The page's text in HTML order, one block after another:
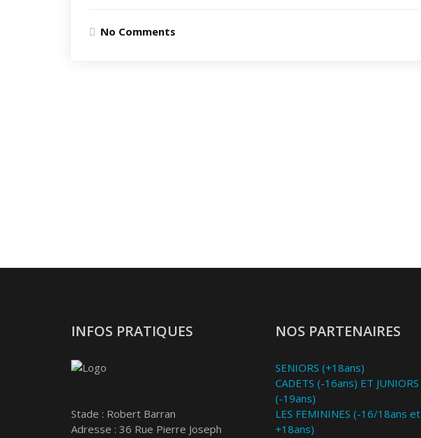
No Comments
INFOS PRATIQUES
Stade : Robert Barran
Adresse : 36 Rue Pierre Joseph
NOS PARTENAIRES
SENIORS (+18ans)
CADETS (-16ans) ET JUNIORS
(-19ans)
LES FEMININES (-16/18ans et
+18ans)